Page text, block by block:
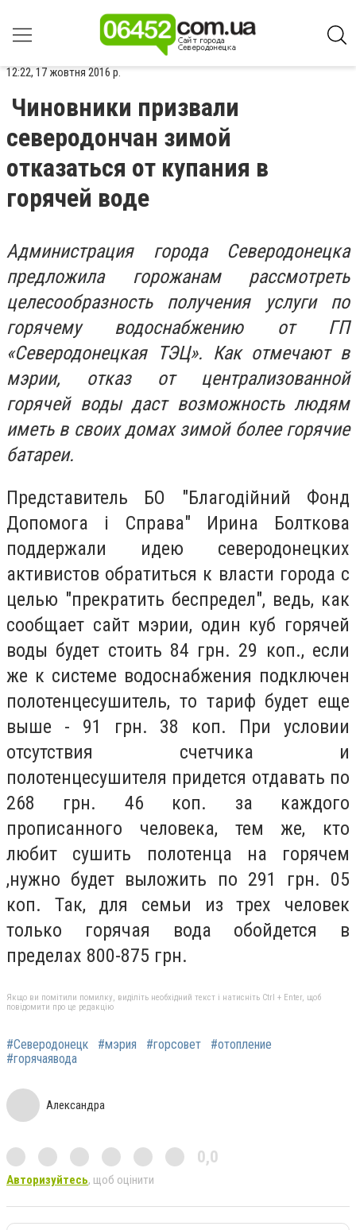
12:22, 17 жовтня 2016 р.
Чиновники призвали
северодончан зимой
отказаться от купания в
горячей воде
Администрация города Северодонецка
предложила горожанам рассмотреть
целесообразность получения услуги по
горячему водоснабжению от ГП
«Северодонецкая ТЭЦ». Как отмечают в
мэрии, отказ от централизованной
горячей воды даст возможность людям
иметь в своих домах зимой более горячие
батареи.
Представитель БО "Благодійний Фонд
Допомога і Справа" Ирина Болткова
поддержали идею северодонецких
активистов обратиться к власти города с
целью "прекратить беспредел", ведь, как
сообщает сайт мэрии, один куб горячей
воды будет стоить 84 грн. 29 коп., если
же к системе водоснабжения подключен
полотенцесушитель, то тариф будет еще
выше - 91 грн. 38 коп. При условии
отсутствия счетчика и
полотенцесушителя придется отдавать по
268 грн. 46 коп. за каждого
прописанного человека, тем же, кто
любит сушить полотенца на горячем
,нужно будет выложить по 291 грн. 05
коп. Так, для семьи из трех человек
только горячая вода обойдется в
пределах 800-875 грн.
Якщо ви помітили помилку, виділіть необхідний текст і натисніть Ctrl + Enter, щоб
повідомити про це редакцію
#Северодонецк #мэрия #горсовет
#отопление
#горячаявода
Александра
0,0
Авторизуйтесь, щоб оцінити